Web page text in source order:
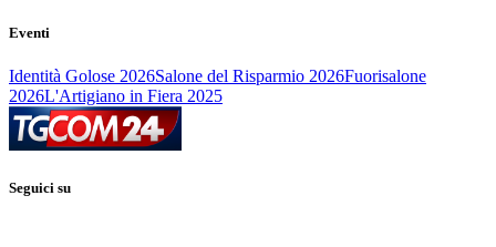
Eventi
Identità Golose 2026Salone del Risparmio 2026Fuorisalone
2026L'Artigiano in Fiera 2025
Seguici su